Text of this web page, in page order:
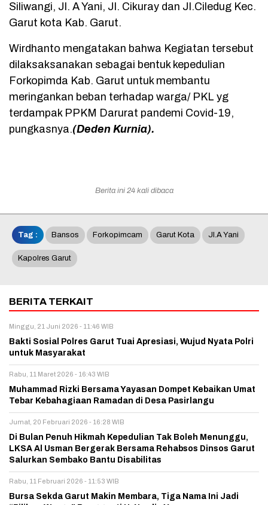
Siliwangi, Jl. A Yani, Jl. Cikuray dan Jl.Ciledug Kec.
Garut kota Kab. Garut.
Wirdhanto mengatakan bahwa Kegiatan tersebut
dilaksaksanakan sebagai bentuk kepedulian
Forkopimda Kab. Garut untuk membantu
meringankan beban terhadap warga/ PKL yg
terdampak PPKM Darurat pandemi Covid-19,
pungkasnya.(Deden Kurnia).
Berita ini 24 kali dibaca
Tag : Bansos Forkopimcam Garut Kota Jl.A Yani
Kapolres Garut
BERITA TERKAIT
Minggu, 21 Juni 2026 - 11:46 WIB
Bakti Sosial Polres Garut Tuai Apresiasi, Wujud Nyata Polri
untuk Masyarakat
Rabu, 11 Maret 2026 - 16:43 WIB
Muhammad Rizki Bersama Yayasan Dompet Kebaikan Umat
Tebar Kebahagiaan Ramadan di Desa Pasirlangu
Jumat, 20 Februari 2026 - 16:28 WIB
Di Bulan Penuh Hikmah Kepedulian Tak Boleh Menunggu,
LKSA Al Usman Bergerak Bersama Rehabsos Dinsos Garut
Salurkan Sembako Bantu Disabilitas
Rabu, 11 Februari 2026 - 11:53 WIB
Bursa Sekda Garut Makin Membara, Tiga Nama Ini Jadi